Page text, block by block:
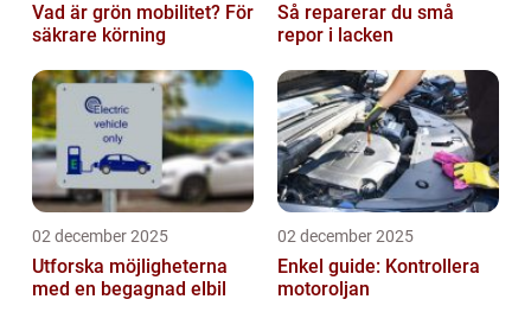
Vad är grön mobilitet? För
säkrare körning
Så reparerar du små
repor i lacken
02 december 2025
Utforska möjligheterna
med en begagnad elbil
02 december 2025
Enkel guide: Kontrollera
motoroljan